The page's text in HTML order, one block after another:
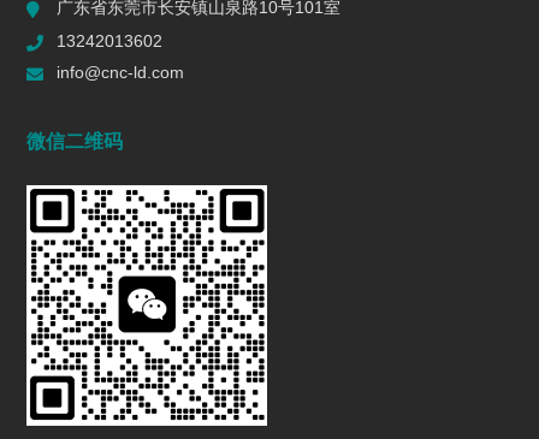
2026/01/13
五轴CNC加工在机匣制造中的难点是什么?
2025/12/27 1449
行业动态 INDUSTRY DYNAMICS
广东省东莞市长安镇山泉路10号101室
13242013602
info@cnc-ld.com
微信二维码